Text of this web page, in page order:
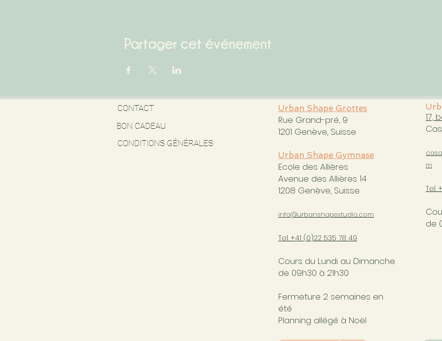
Partager cet événement
CONTACT
BON CADEAU
CONDITIONS GÉNÉRALES
Urban Shape Grottes
Rue Grand-pré, 9
1201 Genève, Suisse
Urban Shape Gymnase
Ecole des Allières
Avenue des Allières 14
1208 Genève, Suisse
info@urbanshapestudio.com
Tel. +41 (0)22 535 78 49
Cours du Lundi au Dimanche
de 09h30 à 21h30
Fermeture 2 semaines en
été
Planning allégé à Noël
17,
m
Tel.
de